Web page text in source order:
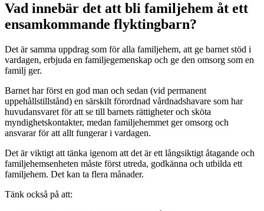
Vad innebär det att bli familjehem åt ett
ensamkommande flyktingbarn?
Det är samma uppdrag som för alla familjehem, att ge barnet stöd i
vardagen, erbjuda en familjegemenskap och ge den omsorg som en
familj ger.
Barnet har först en god man och sedan (vid permanent
uppehållstillstånd) en särskilt förordnad vårdnadshavare som har
huvudansvaret för att se till barnets rättigheter och sköta
myndighetskontakter, medan familjehemmet ger omsorg och
ansvarar för att allt fungerar i vardagen.
Det är viktigt att tänka igenom att det är ett långsiktigt åtagande och
familjehemsenheten måste först utreda, godkänna och utbilda ett
familjehem. Det kan ta flera månader.
Tänk också på att: